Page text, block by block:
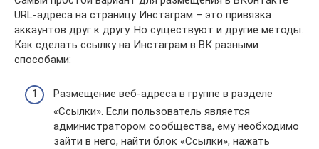
URL-адреса на страницу Инстаграм – это привязка
аккаунтов друг к другу. Но существуют и другие методы.
Как сделать ссылку на Инстаграм в ВК разными
способами:
Размещение веб-адреса в группе в разделе
«Ссылки». Если пользователь является
администратором сообщества, ему необходимо
зайти в него, найти блок «Ссылки», нажать